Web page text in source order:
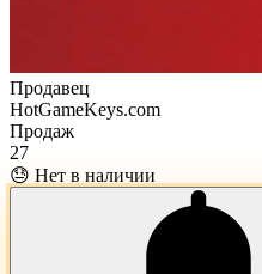
Продавец
HotGameKeys.com
Продаж
27
😓 Нет в наличии